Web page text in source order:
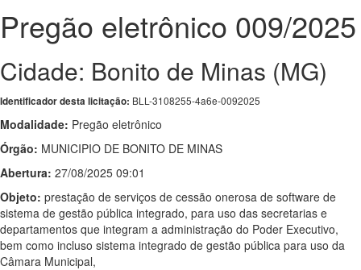
Pregão eletrônico 009/2025
Cidade: Bonito de Minas (MG)
Identificador desta licitação: BLL-3108255-4a6e-0092025
Modalidade: Pregão eletrônico
Órgão: MUNICIPIO DE BONITO DE MINAS
Abertura: 27/08/2025 09:01
Objeto: prestação de serviços de cessão onerosa de software de
sistema de gestão pública integrado, para uso das secretarias e
departamentos que integram a administração do Poder Executivo,
bem como incluso sistema integrado de gestão pública para uso da
Câmara Municipal,